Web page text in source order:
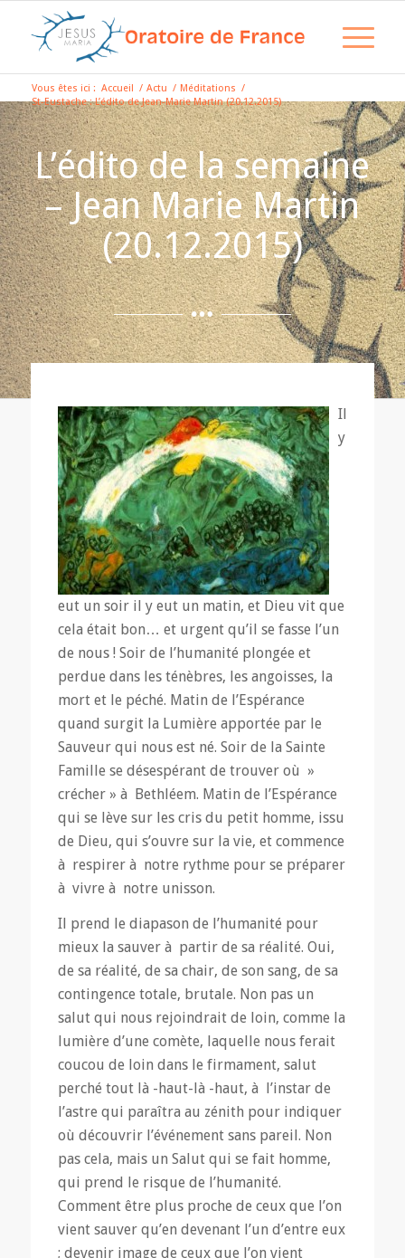
Vous êtes ici : Accueil / Actu / Méditations /
St-Eustache : L’édito de Jean-Marie Martin (20.12.2015)
L’édito de la semaine
– Jean Marie Martin
(20.12.2015)
Il
y
eut un soir il y eut un matin, et Dieu vit que
cela était bon… et urgent qu’il se fasse l’un
de nous ! Soir de l’humanité plongée et
perdue dans les ténèbres, les angoisses, la
mort et le péché. Matin de l’Espérance
quand surgit la Lumière apportée par le
Sauveur qui nous est né. Soir de la Sainte
Famille se désespérant de trouver où »
crécher » à Bethléem. Matin de l’Espérance
qui se lève sur les cris du petit homme, issu
de Dieu, qui s’ouvre sur la vie, et commence
à respirer à notre rythme pour se préparer
à vivre à notre unisson.
Il prend le diapason de l’humanité pour
mieux la sauver à partir de sa réalité. Oui,
de sa réalité, de sa chair, de son sang, de sa
contingence totale, brutale. Non pas un
salut qui nous rejoindrait de loin, comme la
lumière d’une comète, laquelle nous ferait
coucou de loin dans le firmament, salut
perché tout là -haut-là -haut, à l’instar de
l’astre qui paraîtra au zénith pour indiquer
où découvrir l’événement sans pareil. Non
pas cela, mais un Salut qui se fait homme,
qui prend le risque de l’humanité.
Comment être plus proche de ceux que l’on
vient sauver qu’en devenant l’un d’entre eux
; devenir image de ceux que l’on vient